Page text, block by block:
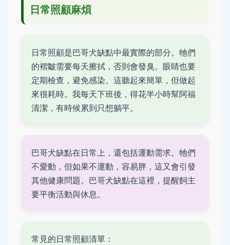
日常照顧麻煩
日常照顧是巴哥犬缺點中最實際的部分。牠們
的褶皺需要每天擦拭，否則會發臭。眼睛也要
定期檢查，避免感染。這聽起來簡單，但做起
來很耗時。我每天下班後，得花半小時幫阿福
清潔，有時候累到只想躺平。
巴哥犬缺點在日常上，還包括運動需求。牠們
不愛動，但如果不運動，容易胖，這又會引發
其他健康問題。巴哥犬缺點在這裡，提醒飼主
要平衡活動與休息。
常見的日常照顧清單：